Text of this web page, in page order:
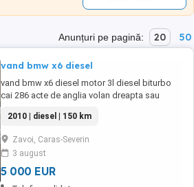
Anunțuri pe pagină: 20 50
vand bmw x6 diesel
vand bmw x6 diesel motor 3l diesel biturbo
cai 286 acte de anglia volan dreapta sau
privat sau la tel
2010 | diesel | 150 km
Zavoi, Caras-Severin
3 august
5 000 EUR